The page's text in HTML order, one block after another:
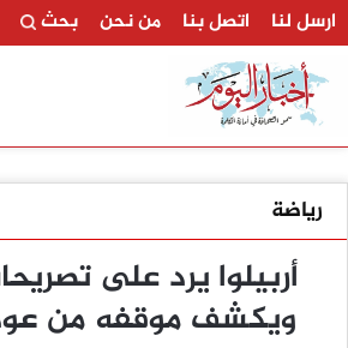
ارسل لنا اتصل بنا من نحن بحث
رياضة
أربيلوا يرد على
ويكشف موقفه من